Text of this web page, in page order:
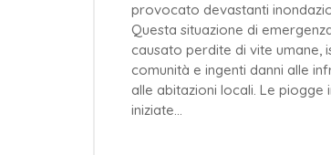
provocato devastanti
Questa situazione di
causato perdite di vite umane,
comunità e ingenti danni alle
alle abitazioni locali. Le piogge
iniziate…